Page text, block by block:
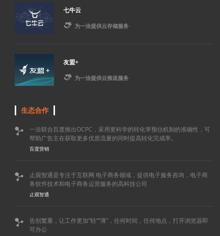
七牛云
 为一洽提供云存储服务
友盟+
 为一洽提供云推送服务
生态合作

一洽联合百度推出OCPC，采用更科学的转化率预估机制的准确性，可
帮助广告主在获取更多优质流量的同时提高转化完成率。
百度营销

止观智通是专注于互联网 电子商务领域，提供电子服务咨询，电子商
务软件技术和电子商务运营服务的高科技公司
止观智通

告别繁重，让工作更加“轻”“薄”，任何时间，任何地点，打开浏览器即
可办公